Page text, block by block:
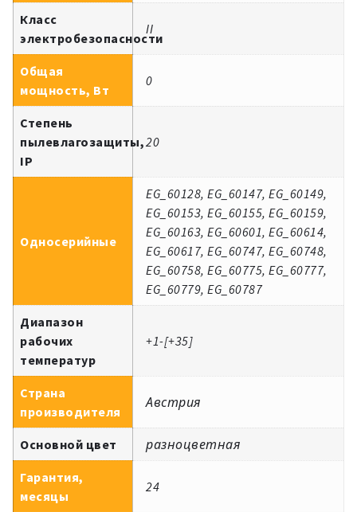
Класс
электробезопасности
II
Общая
мощность, Вт
0
Степень
пылевлагозащиты,
IP
20
Односерийные
EG_60128, EG_60147, EG_60149,
EG_60153, EG_60155, EG_60159,
EG_60163, EG_60601, EG_60614,
EG_60617, EG_60747, EG_60748,
EG_60758, EG_60775, EG_60777,
EG_60779, EG_60787
Диапазон
рабочих
температур
+1-[+35]
Страна
производителя
Австрия
Основной цвет разноцветная
Гарантия,
месяцы
24